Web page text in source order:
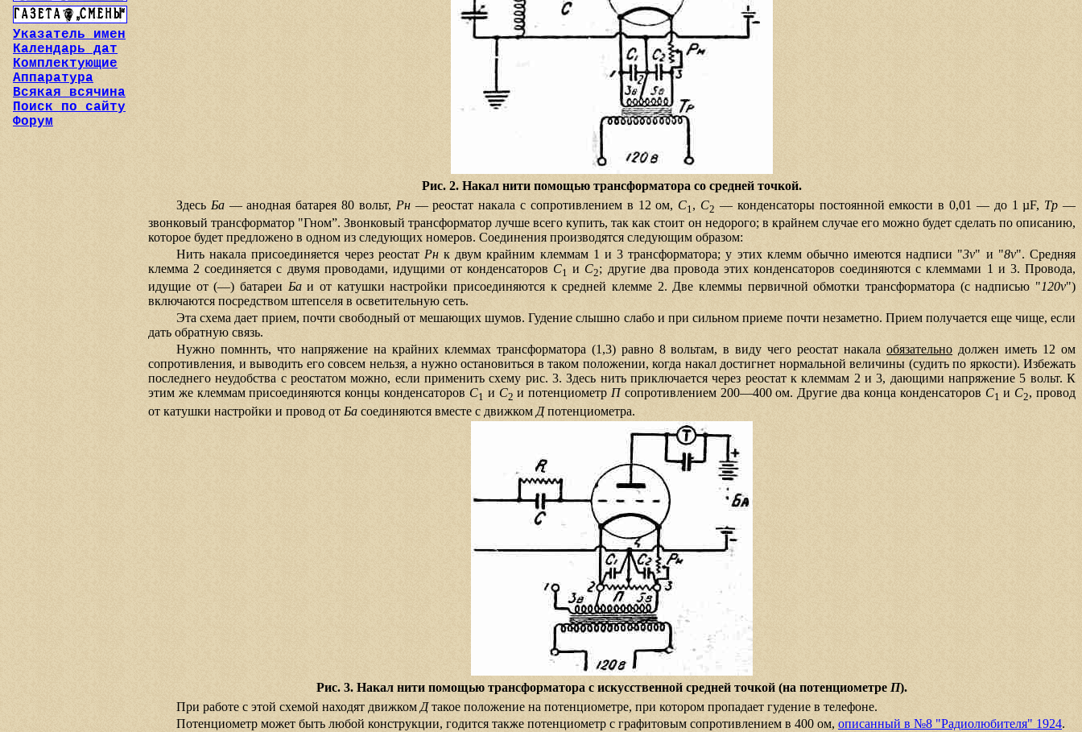
Указатель имен
Календарь дат
Комплектующие
Аппаратура
Всякая всячина
Поиск по сайту
Форум
Рис. 2. Накал нити помощью трансформатора со средней точкой.
Здесь Ба— анодная батарея 80 вольт, Рн— реостат накала с сопротивлением в 12 ом,C1, C2 — конденсаторы постоянной емкости в 0,01 — до 1 µF, Тр —
звонковый трансформатор "Гном”. Звонковый трансформатор лучше всего купить, так как стоит он недорого; в крайнем случае его можно будет сделать по описанию,
которое будет предложено в одном из следующих номеров. Соединения производятся следующим образом:
Нить накала присоединяется через реостат Рнк двум крайним клеммам 1 и 3 трансформатора; у этих клемм обычно имеются надписи "3v" и "8v". Средняя
клемма 2 соединяется с двумя проводами, идущими от конденсаторов C1 и C2; другие два провода этих конденсаторов соединяются с клеммами 1 и 3. Провода,
идущие от (—) батареи Баи от катушки настройки присоединяются к средней клемме 2. Две клеммы первичной обмотки трансформатора (с надписью "120v")
включаются посредством штепселя в осветительную сеть.
Эта схема дает прием, почти свободный от мешающих шумов. Гудение слышно слабо и при сильном приеме почти незаметно. Прием получается еще чище, если
дать обратную связь.
Нужно помннть, что напряжение на крайних клеммах трансформатора (1,3) равно 8 вольтам, в виду чего реостат накалаобязательно должен иметь 12 ом
сопротивления, и выводить его совсем нельзя, а нужно остановиться в таком положении, когда накал достигнет нормальной величины (судить по яркости). Избежать
последнего неудобства с реостатом можно, если применить схему рис. 3. Здесь нить приключается через реостат к клеммам 2 и 3, дающими напряжение 5 вольт. К
этим же клеммам присоединяются концы конденсаторов C1 и C2 и потенциометр Псопротивлением 200—400 ом. Другие два конца конденсаторов C1 и C2, провод
от катушки настройки и провод от Ба соединяются вместе с движком Дпотенциометра.
Рис. 3. Накал нити помощью трансформатора с искусственной средней точкой (на потенциометре П).
При работе с этой схемой находят движком Дтакое положение на потенциометре, при котором пропадает гудение в телефоне.
Потенциометр может быть любой конструкции, годится также потенциометр с графитовым сопротивлением в 400 ом, описанный в №8 "Радиолюбителя" 1924.